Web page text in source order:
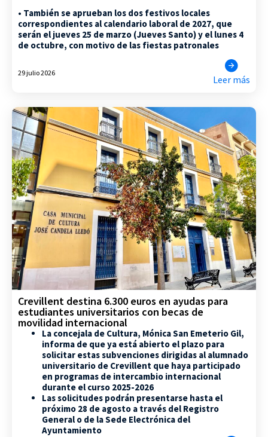
• También se aprueban los dos festivos locales
correspondientes al calendario laboral de 2027, que
serán el jueves 25 de marzo (Jueves Santo) y el lunes 4
de octubre, con motivo de las fiestas patronales
29 julio 2026
Leer más
Crevillent destina 6.300 euros en ayudas para
estudiantes universitarios con becas de
movilidad internacional
La concejala de Cultura, Mónica San Emeterio Gil,
informa de que ya está abierto el plazo para
solicitar estas subvenciones dirigidas al alumnado
universitario de Crevillent que haya participado
en programas de intercambio internacional
durante el curso 2025-2026
Las solicitudes podrán presentarse hasta el
próximo 28 de agosto a través del Registro
General o de la Sede Electrónica del
Ayuntamiento